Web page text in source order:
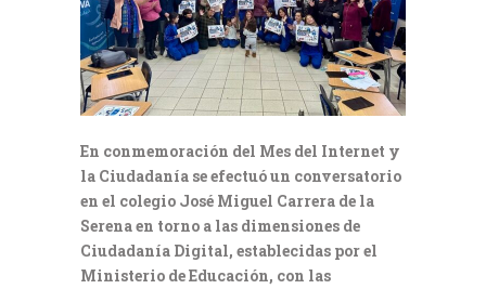
En conmemoración del Mes del Internet y
la Ciudadanía se efectuó un conversatorio
en el colegio José Miguel Carrera de la
Serena en torno a las dimensiones de
Ciudadanía Digital, establecidas por el
Ministerio de Educación, con las